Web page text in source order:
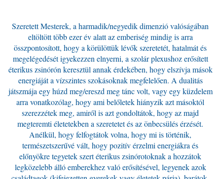
Szeretett Mesterek, a harmadik/negyedik dimenzió valóságában
eltöltött több ezer év alatt az emberiség mindig is arra
összpontosított, hogy a körülöttük lévők szeretetét, hatalmát és
megelégedését igyekezzen elnyerni, a szolár plexushoz erősített
éterikus zsinórón keresztül annak érdekében, hogy elszívja mások
energiáját a vízszintes szokásoknak megfelelően. A dualitás
játszmája egy húzd meg/ereszd meg tánc volt, vagy egy küzdelem
arra vonatkozólag, hogy ami belőletek hiányzik azt másoktól
szerezzétek meg, amiről is azt gondoltátok, hogy az majd
megteremti életetekben a szeretetet és az önbecsülés érzését.
Anélkül, hogy felfogtátok volna, hogy mi is történik,
természetszerűvé vált, hogy pozitív érzelmi energiákra és
előnyökre tegyetek szert éterikus zsinórotoknak a hozzátok
legközelebb álló emberekhez való erősítésével, legyenek azok